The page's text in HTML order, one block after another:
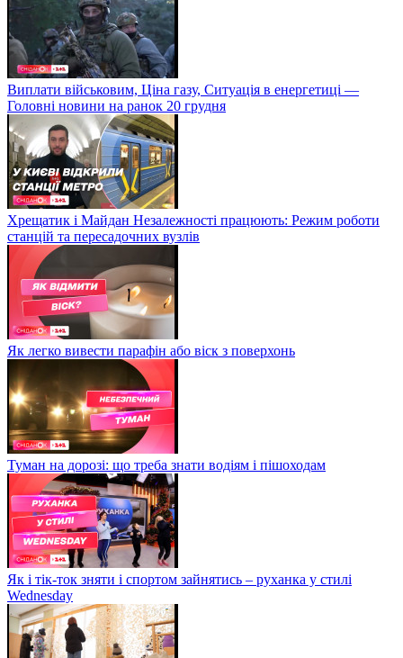
Виплати військовим, Ціна газу, Ситуація в енергетиці —
Головні новини на ранок 20 грудня
Хрещатик і Майдан Незалежності працюють: Режим роботи
станцій та пересадочних вузлів
Як легко вивести парафін або віск з поверхонь
Туман на дорозі: що треба знати водіям і пішоходам
Як і тік-ток зняти і спортом зайнятись – руханка у стилі
Wednesday